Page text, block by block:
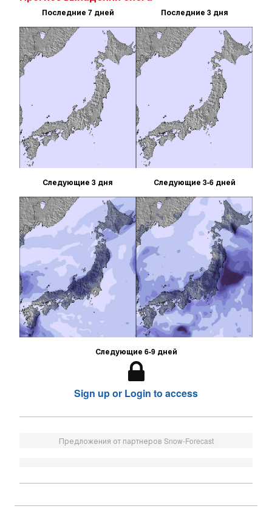
Последние 7 дней Последние 3 дня
Следующие 3 дня Следующие 3-6 дней
Следующие 6-9 дней
Sign up or Login to access
Предложения от партнеров Snow-Forecast